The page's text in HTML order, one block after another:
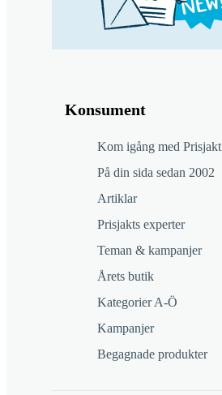
Konsument
Kom igång med Prisjakt
På din sida sedan 2002
Artiklar
Prisjakts experter
Teman & kampanjer
Årets butik
Kategorier A-Ö
Kampanjer
Begagnade produkter